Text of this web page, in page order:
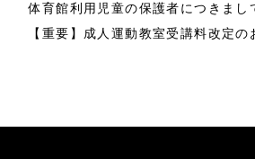
体育館利用児童の保護者につきまし
【重要】成人運動教室受講料改定の